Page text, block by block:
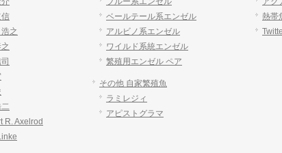
之
R. Axelrod
ベールテール系エンゼル
アルビノ系エンゼル
ワイルド系統エンゼル
繁殖用エンゼル ペア
その他 自家繁殖魚
ラミレジィ
アピストグラマ
熱帯